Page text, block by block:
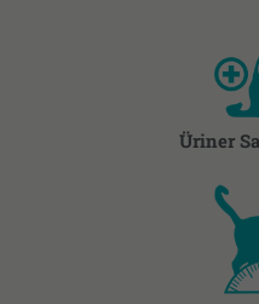
Üriner